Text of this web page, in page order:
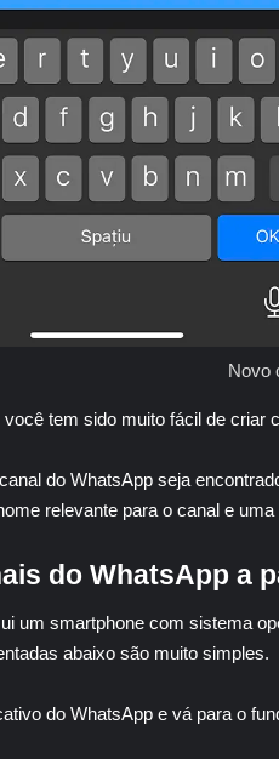
Novo
tem sido muito fácil de criar
do WhatsApp seja
relevante para o canal e
do WhatsApp a
um smartphone com sistema
abaixo são muito simples.
do WhatsApp e vá para o